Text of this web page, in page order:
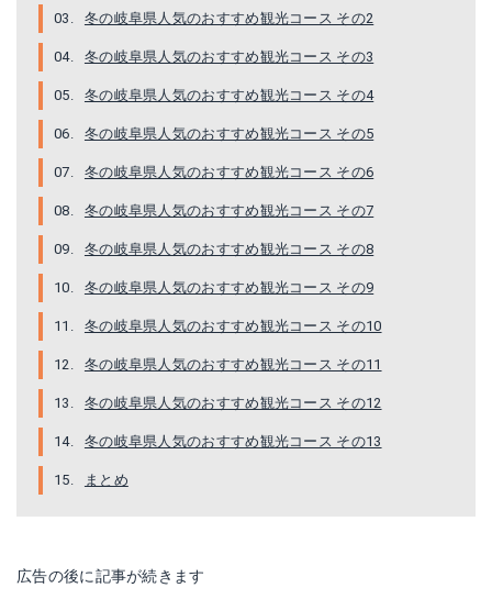
冬の岐阜県人気のおすすめ観光コース その2
冬の岐阜県人気のおすすめ観光コース その3
冬の岐阜県人気のおすすめ観光コース その4
冬の岐阜県人気のおすすめ観光コース その5
冬の岐阜県人気のおすすめ観光コース その6
冬の岐阜県人気のおすすめ観光コース その7
冬の岐阜県人気のおすすめ観光コース その8
冬の岐阜県人気のおすすめ観光コース その9
冬の岐阜県人気のおすすめ観光コース その10
冬の岐阜県人気のおすすめ観光コース その11
冬の岐阜県人気のおすすめ観光コース その12
冬の岐阜県人気のおすすめ観光コース その13
まとめ
広告の後に記事が続きます